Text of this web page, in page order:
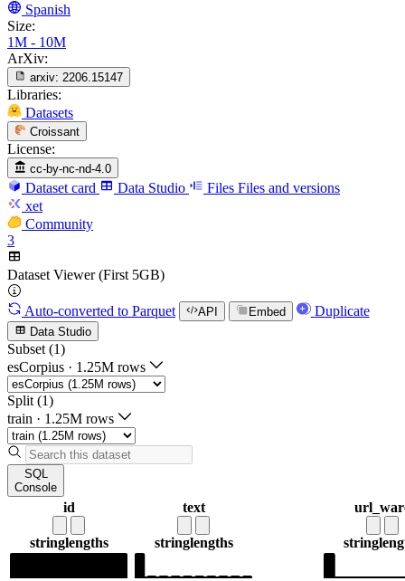
Spanish
Size:
1M - 10M
ArXiv:
arxiv: 2206.15147
Libraries:
Datasets
Croissant
License:
cc-by-nc-nd-4.0
Dataset card Data Studio Files Files and versions
xet
Community
3
Dataset Viewer (First 5GB)
Auto-converted to Parquet API Embed Duplicate
Data Studio
Subset (1)
esCorpius · 1.25M rows
Split (1)
train · 1.25M rows
SQL
Console
id
stringlengths
text
stringlengths string